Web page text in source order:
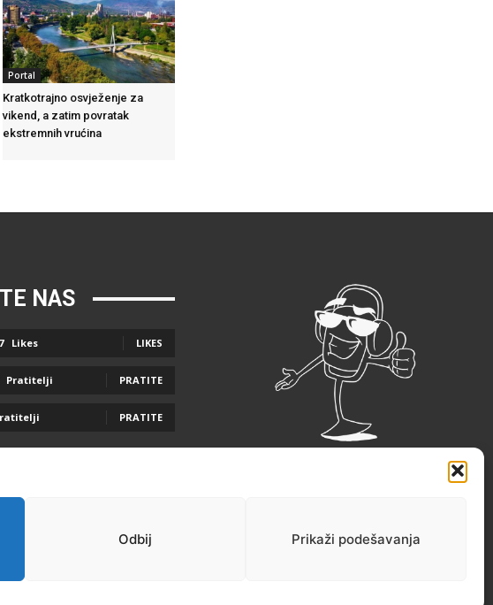
Odbij Prikaži podešavanja
Portal
Kratkotrajno osvježenje za
vikend, a zatim povratak
ekstremnih vrućina
NAS
Likes LIKES
Pratitelji PRATITE
PRATITE